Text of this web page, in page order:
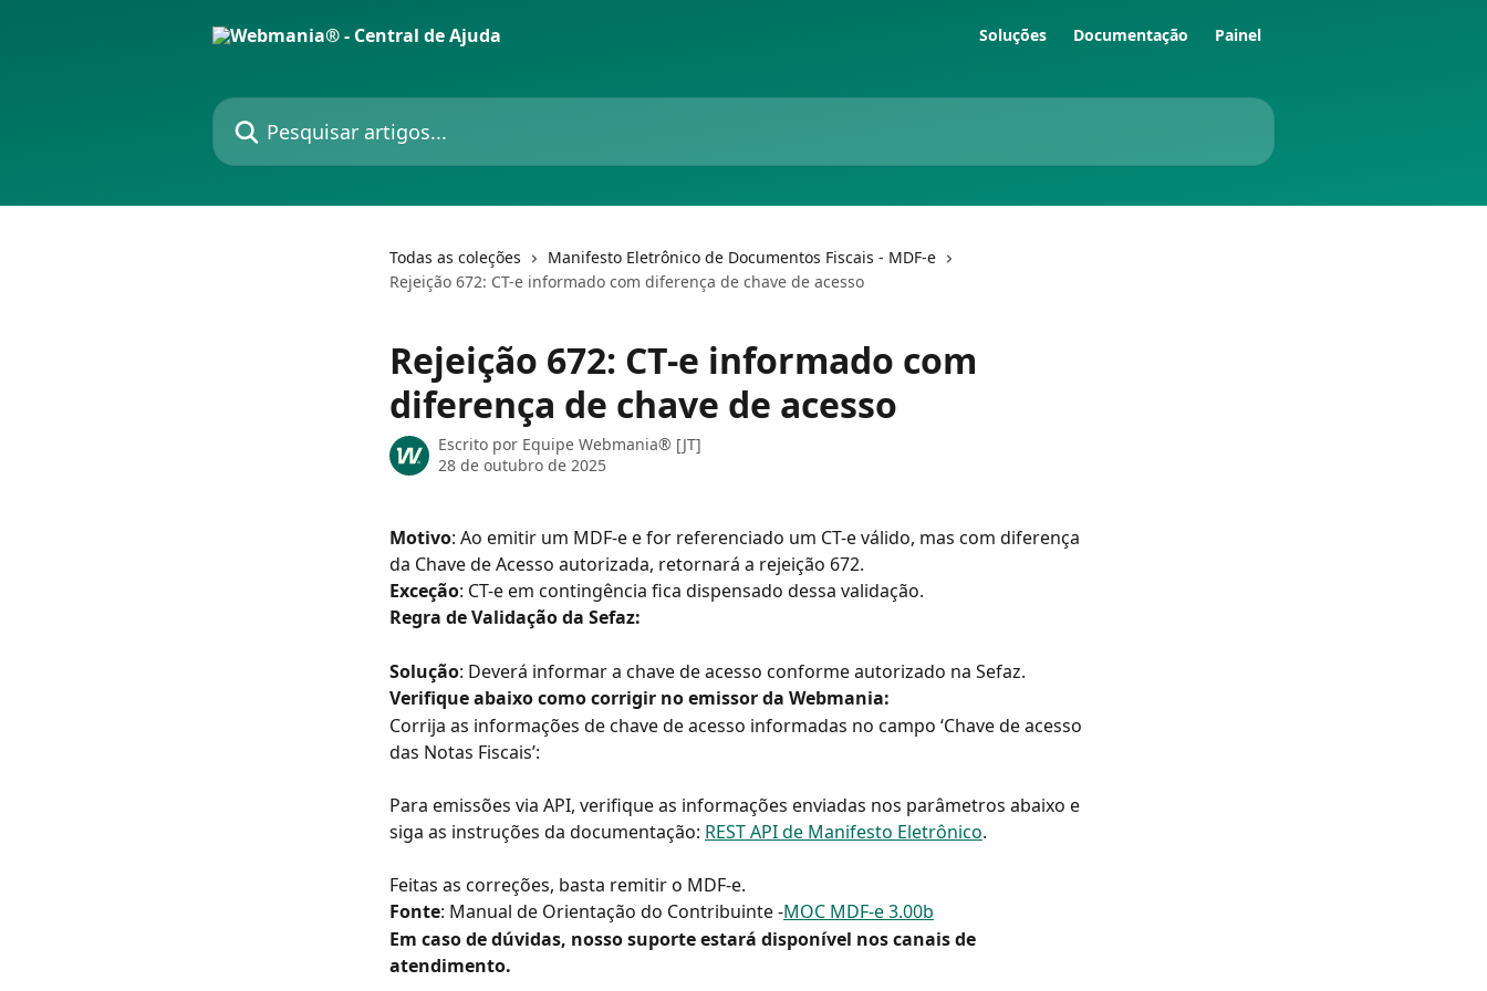
Soluções Documentação Painel
Pesquisar artigos...
Todas as coleções
Manifesto Eletrônico de Documentos Fiscais - MDF-e
Rejeição 672: CT-e informado com diferença de chave de acesso
Rejeição 672: CT-e informado com
diferença de chave de acesso
Escrito por Equipe Webmania® [JT]
28 de outubro de 2025
Motivo: Ao emitir um MDF-e e for referenciado um CT-e válido, mas com diferença
da Chave de Acesso autorizada, retornará a rejeição 672.
Exceção: CT-e em contingência fica dispensado dessa validação.
Regra de Validação da Sefaz:
Solução: Deverá informar a chave de acesso conforme autorizado na Sefaz.
Verifique abaixo como corrigir no emissor da Webmania:
Corrija as informações de chave de acesso informadas no campo ‘Chave de acesso
das Notas Fiscais’:
Para emissões via API, verifique as informações enviadas nos parâmetros abaixo e
siga as instruções da documentação: REST API de Manifesto Eletrônico.
Feitas as correções, basta remitir o MDF-e.
Fonte: Manual de Orientação do Contribuinte -MOC MDF-e 3.00b
Em caso de dúvidas, nosso suporte estará disponível nos canais de
atendimento.